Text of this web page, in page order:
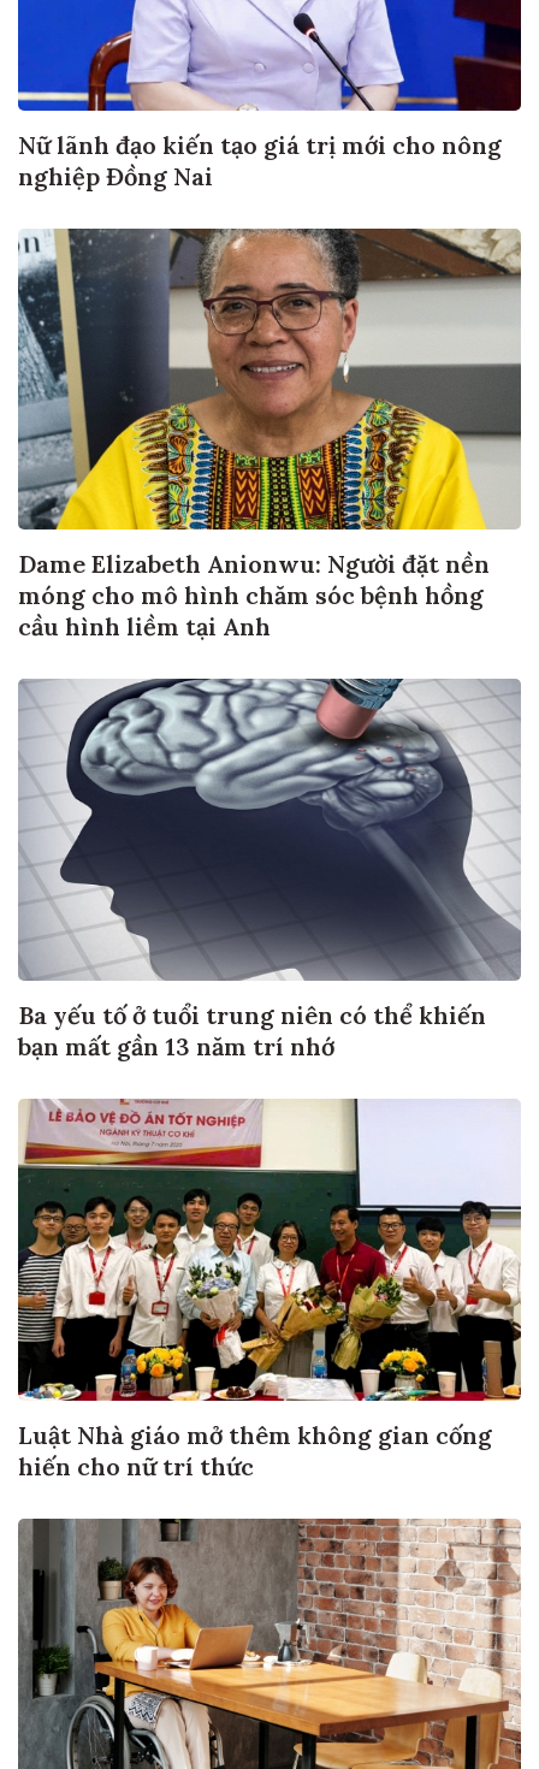
Nữ lãnh đạo kiến tạo giá trị mới cho nông
nghiệp Đồng Nai
Dame Elizabeth Anionwu: Người đặt nền
móng cho mô hình chăm sóc bệnh hồng
cầu hình liềm tại Anh
Ba yếu tố ở tuổi trung niên có thể khiến
bạn mất gần 13 năm trí nhớ
Luật Nhà giáo mở thêm không gian cống
hiến cho nữ trí thức